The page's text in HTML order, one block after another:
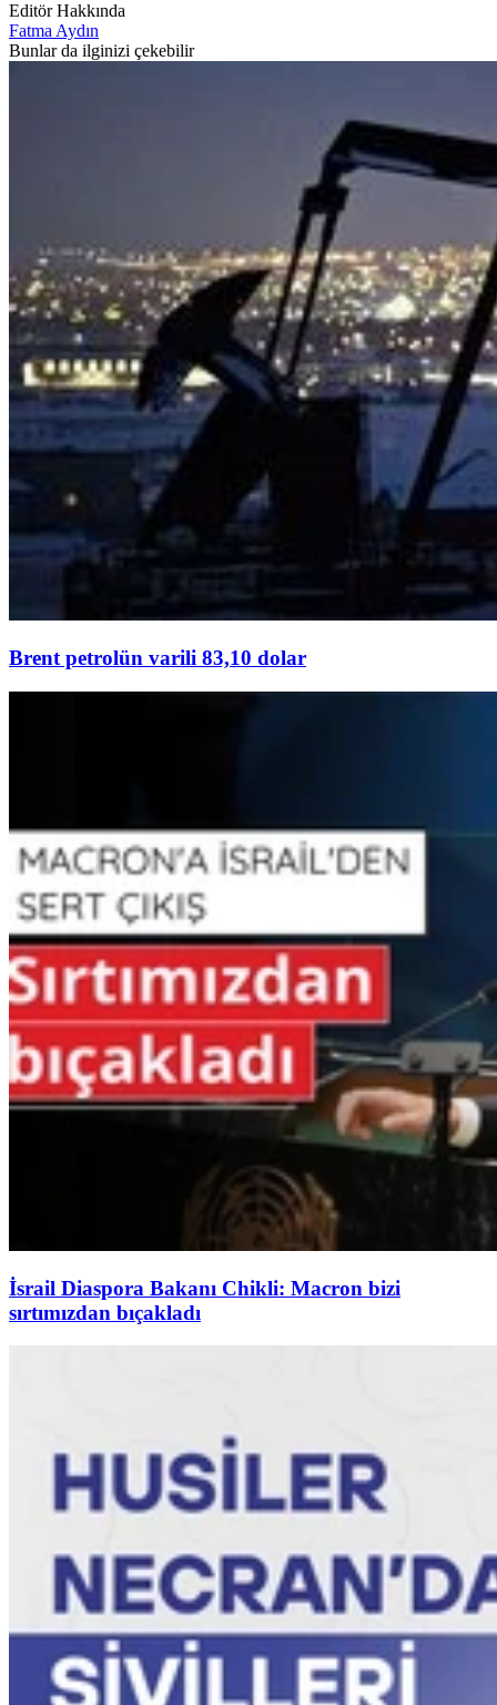
Editör Hakkında
Fatma Aydın
Bunlar da ilginizi çekebilir
Brent petrolün varili 83,10 dolar
İsrail Diaspora Bakanı Chikli: Macron bizi
sırtımızdan bıçakladı